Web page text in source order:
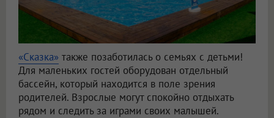
«Сказка» также позаботилась о семьях с детьми!
Для маленьких гостей оборудован отдельный
бассейн, который находится в поле зрения
родителей. Взрослые могут спокойно отдыхать
рядом и следить за играми своих малышей.